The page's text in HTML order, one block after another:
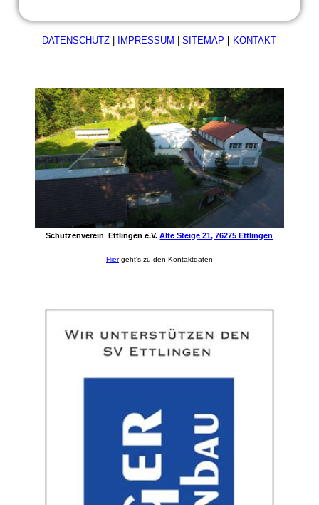
DATENSCHUTZ IMPRESSUM SITEMAP KONTAKT
Schützenverein Ettlingen e.V. Alte Steige 21, 76275 Ettlingen
Hiergeht's zu den Kontaktdaten